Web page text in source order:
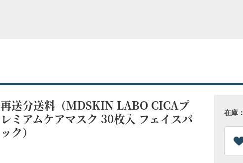
再送分送料（MDSKIN LABO CICAプ
レミアムケアマスク 30枚入 フェイスパ
ック）
在庫：